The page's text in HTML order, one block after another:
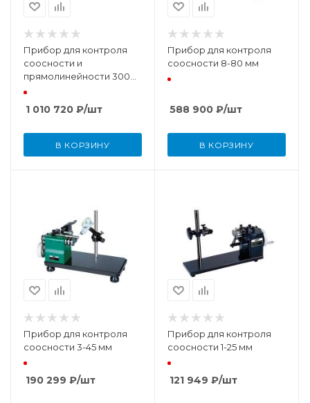
Прибор для контроля
соосности и
прямолинейности 300
мм (0,01 мм)
1 010 720 ₽/шт
В КОРЗИНУ
Прибор для контроля
соосности 8-80 мм
588 900 ₽/шт
В КОРЗИНУ
Прибор для контроля
соосности 3-45 мм
190 299 ₽/шт
Прибор для контроля
соосности 1-25 мм
121 949 ₽/шт